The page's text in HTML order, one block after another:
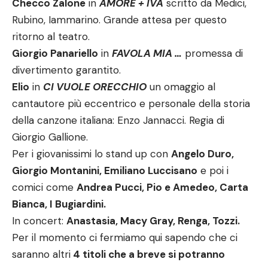
Checco Zalone inAMORE + IVA scritto da Medici,
Rubino, Iammarino. Grande attesa per questo
ritorno al teatro.
Giorgio Panariello in FAVOLA MIA … promessa di
divertimento garantito.
Elio in CI VUOLE ORECCHIO un omaggio al
cantautore più eccentrico e personale della storia
della canzone italiana: Enzo Jannacci. Regia di
Giorgio Gallione.
Per i giovanissimi lo stand up con Angelo Duro,
Giorgio Montanini, Emiliano Luccisano e poi i
comici come Andrea Pucci, Pio e Amedeo, Carta
Bianca, I Bugiardini.
In concert: Anastasia, Macy Gray, Renga, Tozzi.
Per il momento ci fermiamo qui sapendo che ci
saranno altri 4 titoli che a breve si potranno